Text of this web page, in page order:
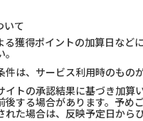
いて
る獲得ポイントの加算日な
は、サービス利用時のもの
イトの承認結果に基づき加算
する場合があります。予め
た場合は、反映予定日から